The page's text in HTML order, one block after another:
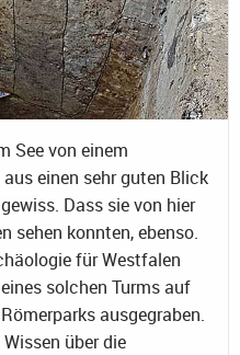
See von einem
einen sehr guten Blick
Dass sie von hier
sehen konnten, ebenso.
für Westfalen
solchen Turms auf
ausgegraben.
über die